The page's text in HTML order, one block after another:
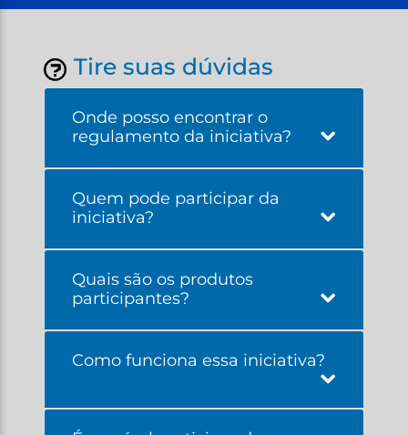
Tire suas dúvidas
Onde posso encontrar o
regulamento da iniciativa?
Quem pode participar da
iniciativa?
Quais são os produtos
participantes?
Como funciona essa iniciativa?